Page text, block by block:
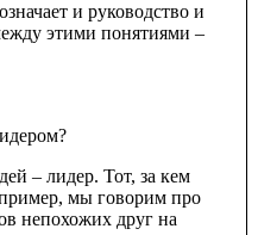
и руководство и
этими понятиями –
– лидер. Тот, за кем
мы говорим про
непохожих друг на